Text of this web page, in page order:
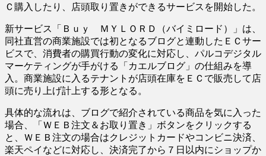
Ｃ購入したり、店頭取り置きができるサービスを開始した。
新サービス「Ｂｕｙ ＭＹＬＯＲＤ（バイミロード）」は、
同社直営の商業施設では初となるブログと連動したＥＣサー
ビスで、消費者の購買行動の変化に対応し、パルコデジタル
マーケティングが手がける「カエルブログ」の仕組みを導
入。商業施設に入るテナントが店頭在庫をＥＣで販売して店
頭に売り上げ計上する形となる。
具体的な流れは、ブログで紹介されている商品を気に入った
場合、「ＷＥＢ注文＆お取り置き」ボタンをクリックする
と、ＷＥＢ注文の場合はクレジットカードやコンビニ決済、
楽天ペイなどに対応し、決済完了から７日以内にショップか